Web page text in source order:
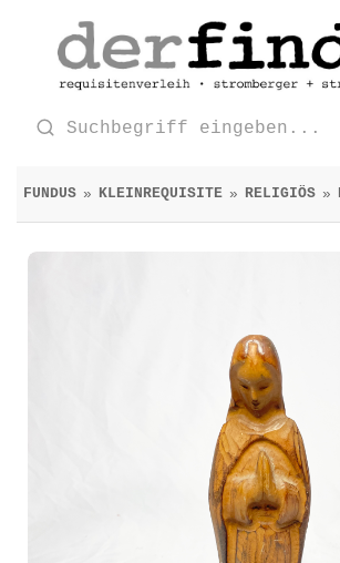
FUNDUS » KLEINREQUISITE » RELIGIÖS »